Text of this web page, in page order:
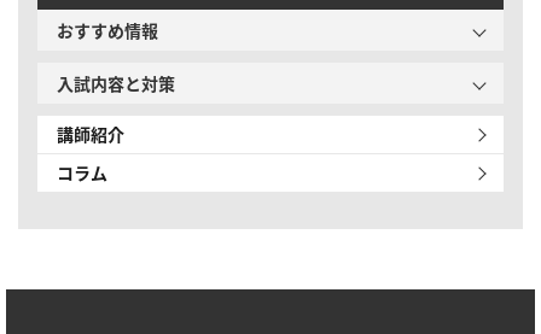
おすすめ情報
入試内容と対策
講師紹介
コラム